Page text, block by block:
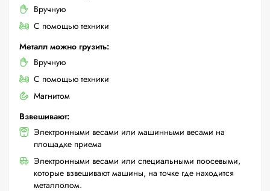
Вручную
С помощью техники
Металл можно грузить:
Вручную
С помощью техники
Магнитом
Взвешивают:
Электронными весами или машинными весами на
площадке приема
Электронными весами или специальными поосевыми,
которые взвешивают машины, на точке где находится
металлолом.